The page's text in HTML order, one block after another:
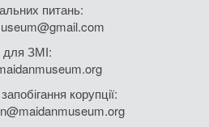
питань:
для ЗМІ:
корупції: